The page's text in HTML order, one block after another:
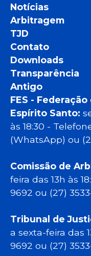
Notícias
Arbitragem
TJD
Contato
Downloads
Transparência
Antigo
FES -
Espírito Santo:
às 18:30 -
(WhatsApp) ou
Comissão de
feira das 13h às
9692 ou (27)
Tribunal de
a sexta-feira das
9692 ou (27)